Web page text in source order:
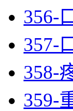
356-
357-
358-
359-